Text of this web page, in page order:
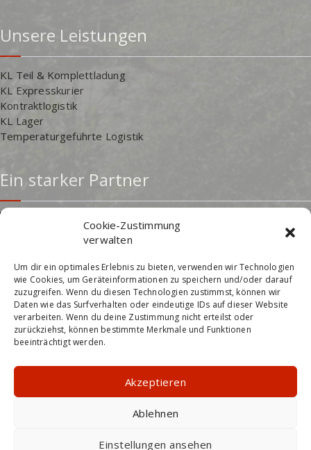
Cookie-Zustimmung
verwalten
Um dir ein optimales Erlebnis zu bieten, verwenden wir Technologien
wie Cookies, um Geräteinformationen zu speichern und/oder darauf
zuzugreifen. Wenn du diesen Technologien zustimmst, können wir
Daten wie das Surfverhalten oder eindeutige IDs auf dieser Website
verarbeiten. Wenn du deine Zustimmung nicht erteilst oder
zurückziehst, können bestimmte Merkmale und Funktionen
beeinträchtigt werden.
Akzeptieren
Ablehnen
Einstellungen ansehen
Unsere Leistungen
KL Teil & Komplettladung
KL Expresskurier
Kontraktlogistik
KL Lager
Temperaturgeführte Logistik
Ein starker Partner